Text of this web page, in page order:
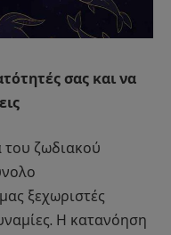
σας και να
του ζωδιακού
ξεχωριστές
Η κατανόηση